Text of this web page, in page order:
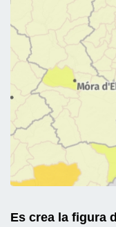
Es crea la figura